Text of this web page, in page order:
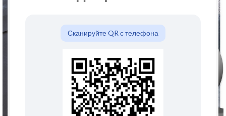
Сканируйте QR с телефона
Нажмите, чтобы увеличить